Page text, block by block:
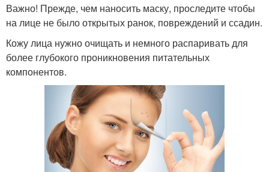
Важно! Прежде, чем наносить маску, проследите чтобы
на лице не было открытых ранок, повреждений и ссадин.
Кожу лица нужно очищать и немного распаривать для
более глубокого проникновения питательных
компонентов.